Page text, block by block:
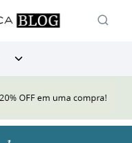
Alternar